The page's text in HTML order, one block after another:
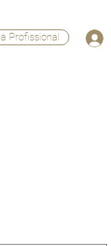
Profissional